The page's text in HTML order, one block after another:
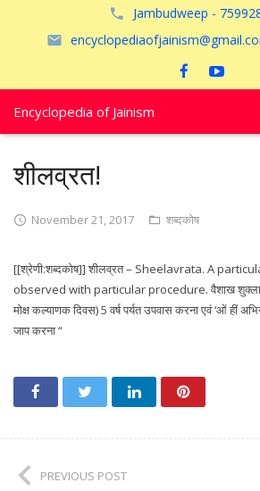
Jambudweep -
Encyclopedia of Jainism
अयोध्या
शीलव्रत!
November 21, 2017 शब्दकोष
[[श्रेणी:शब्दकोष]] शीलव्रत – Sheelavrata. A
observed with particular procedure. वैशाख शुक्ला
मोक्ष कल्याणक दिवस) 5 वर्ष पर्यत उपवास करना एवं ‘ओं हीं
जाप करना “
PREVIOUS POST